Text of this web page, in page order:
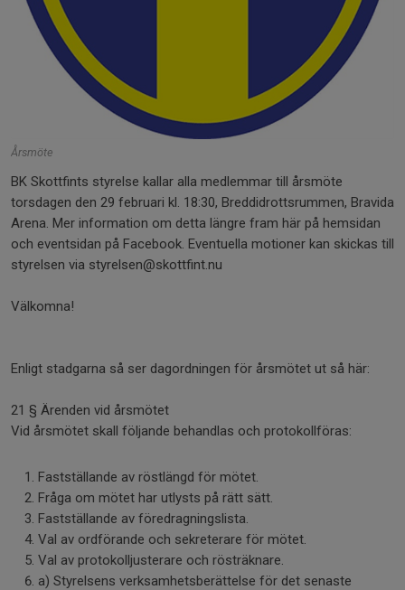
Årsmöte
BK Skottfints styrelse kallar alla medlemmar till årsmöte
torsdagen den 29 februari kl. 18:30, Breddidrottsrummen, Bravida
Arena. Mer information om detta längre fram här på hemsidan
och eventsidan på Facebook. Eventuella motioner kan skickas till
styrelsen via styrelsen@skottfint.nu
Välkomna!
Enligt stadgarna så ser dagordningen för årsmötet ut så här:
21 § Ärenden vid årsmötet
Vid årsmötet skall följande behandlas och protokollföras:
Fastställande av röstlängd för mötet.
Fråga om mötet har utlysts på rätt sätt.
Fastställande av föredragningslista.
Val av ordförande och sekreterare för mötet.
Val av protokolljusterare och rösträknare.
a) Styrelsens verksamhetsberättelse för det senaste